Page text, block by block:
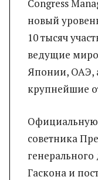
Congress
новый
10 тысяч
ведущие
Японии, ОАЭ,
крупнейшие
Официальную
советника
Гаскона и